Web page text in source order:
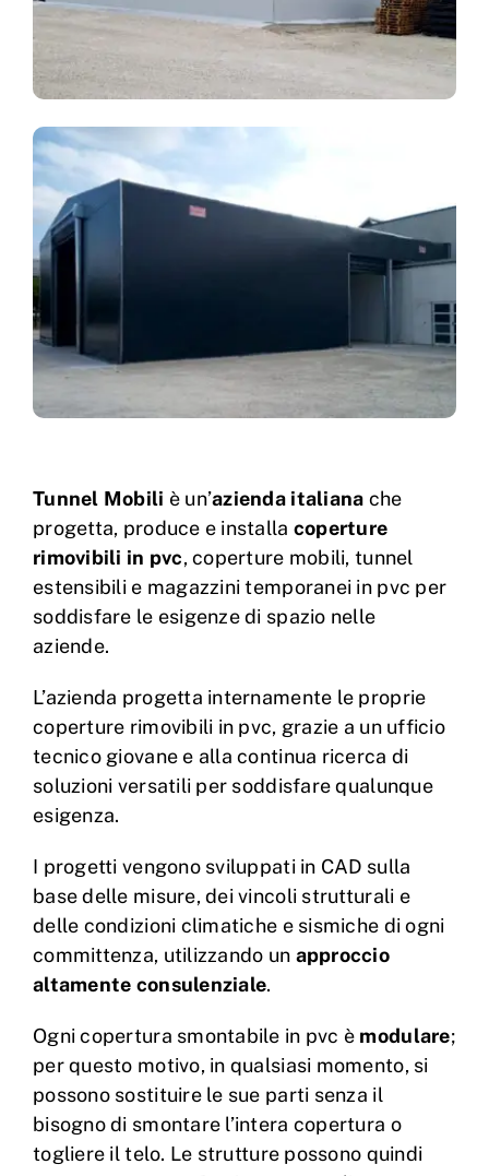
Tunnel Mobili è un’azienda italiana che
progetta, produce e installa coperture
rimovibili in pvc, coperture mobili, tunnel
estensibili e magazzini temporanei in pvc per
soddisfare le esigenze di spazio nelle
aziende.
L’azienda progetta internamente le proprie
coperture rimovibili in pvc, grazie a un ufficio
tecnico giovane e alla continua ricerca di
soluzioni versatili per soddisfare qualunque
esigenza.
I progetti vengono sviluppati in CAD sulla
base delle misure, dei vincoli strutturali e
delle condizioni climatiche e sismiche di ogni
committenza, utilizzando un approccio
altamente consulenziale.
Ogni copertura smontabile in pvc è modulare;
per questo motivo, in qualsiasi momento, si
possono sostituire le sue parti senza il
bisogno di smontare l’intera copertura o
togliere il telo. Le strutture possono quindi